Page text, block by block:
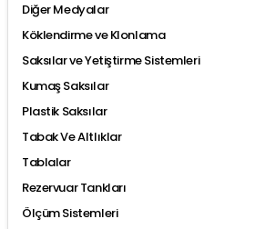
Diğer Medyalar
Köklendirme ve Klonlama
Saksılar ve Yetiştirme Sistemleri
Kumaş Saksılar
Plastik Saksılar
Tabak Ve Altlıklar
Tablalar
Rezervuar Tankları
Ölçüm Sistemleri